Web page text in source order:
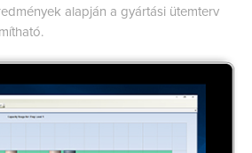
alapján a gyártási ütemterv